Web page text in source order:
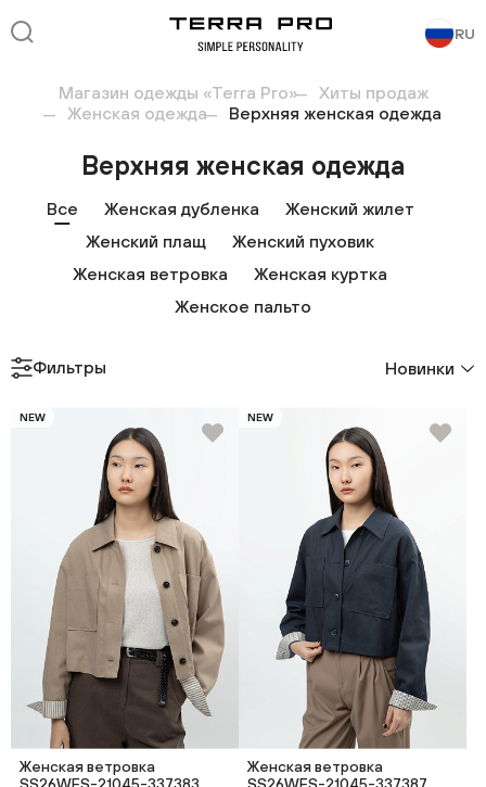
RU
Магазин одежды «Terra Pro»
Хиты продаж
Женская одежда
Верхняя женская одежда
Верхняя женская одежда
Все Женская дубленка
Женский жилет
Женский плащ
Женский пуховик
Женская ветровка
Женская куртка
Женское пальто
Фильтры Новинки
NEW
Женская ветровка
NEW
Женская ветровка